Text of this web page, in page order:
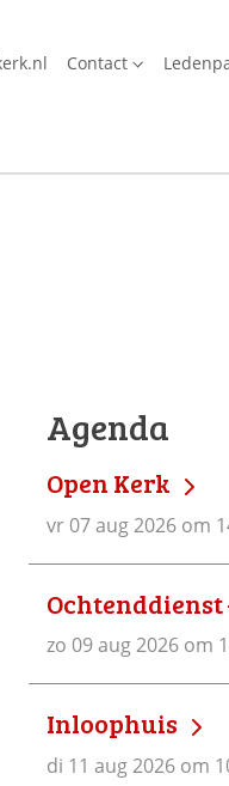
Contact
Agenda
Open Kerk
vr 07 aug 2026 om
Ochtenddienst
zo 09 aug 2026 om
Inloophuis
di 11 aug 2026 om